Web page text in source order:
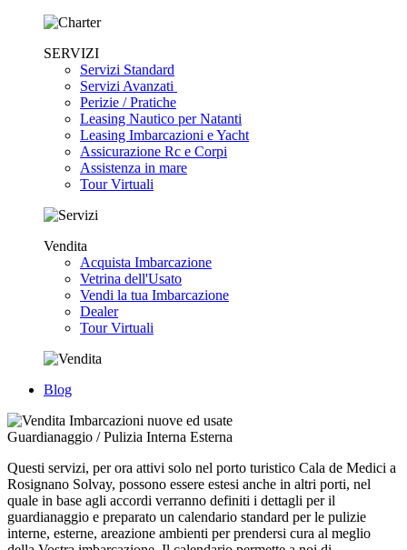
SERVIZI
Servizi Standard
Servizi Avanzati
Perizie / Pratiche
Leasing Nautico per Natanti
Leasing Imbarcazioni e Yacht
Assicurazione Rc e Corpi
Assistenza in mare
Tour Virtuali
Vendita
Acquista Imbarcazione
Vetrina dell'Usato
Vendi la tua Imbarcazione
Dealer
Tour Virtuali
Blog
Guardianaggio / Pulizia Interna Esterna
Questi servizi, per ora attivi solo nel porto turistico Cala de Medici a
Rosignano Solvay, possono essere estesi anche in altri porti, nel
quale in base agli accordi verranno definiti i dettagli per il
guardianaggio e preparato un calendario standard per le pulizie
interne, esterne, areazione ambienti per prendersi cura al meglio